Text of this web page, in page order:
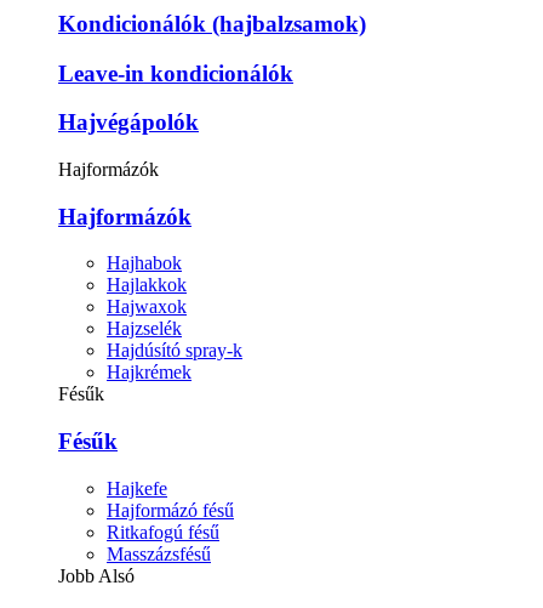
Kondicionálók (hajbalzsamok)
Leave-in kondicionálók
Hajvégápolók
Hajformázók
Hajformázók
Hajhabok
Hajlakkok
Hajwaxok
Hajzselék
Hajdúsító spray-k
Hajkrémek
Fésűk
Fésűk
Hajkefe
Hajformázó fésű
Ritkafogú fésű
Masszázsfésű
Jobb Alsó